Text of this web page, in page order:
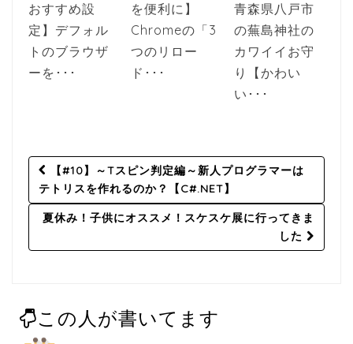
おすすめ設
定】デフォル
トのブラウザ
ーを･･･
を便利に】
Chromeの「3
つのリロー
ド･･･
青森県八戸市
の蕪島神社の
カワイイお守
り【かわい
い･･･
Post
navigation
【#10】～Tスピン判定編～新人プログラマーは
テトリスを作れるのか？【C#.NET】
夏休み！子供にオススメ！スケスケ展に行ってきま
した
この人が書いてます